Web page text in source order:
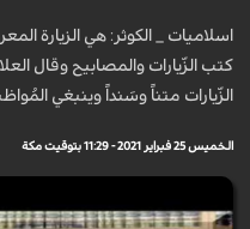
اسلاميات _ الكوثر: هي الزيارة
كتب الزّيارات والمصابيح وقال
الزّيارات متناً وسَنداً وينبغي
الخميس 25 فبراير 2021 - 11:29 بتوقيت مكة